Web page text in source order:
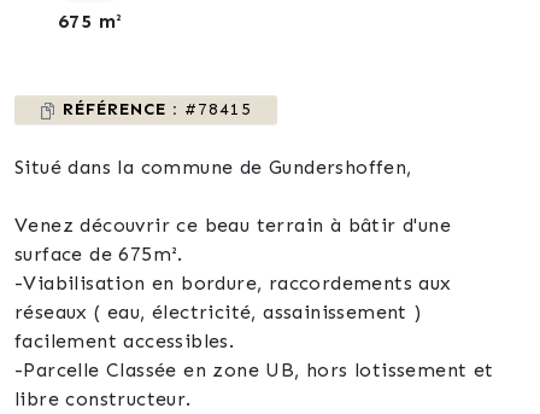
675 m²
RÉFÉRENCE : #78415
Situé dans la commune de Gundershoffen,
Venez découvrir ce beau terrain à bâtir d'une
surface de 675m².
-Viabilisation en bordure, raccordements aux
réseaux ( eau, électricité, assainissement )
facilement accessibles.
-Parcelle Classée en zone UB, hors lotissement et
libre constructeur.